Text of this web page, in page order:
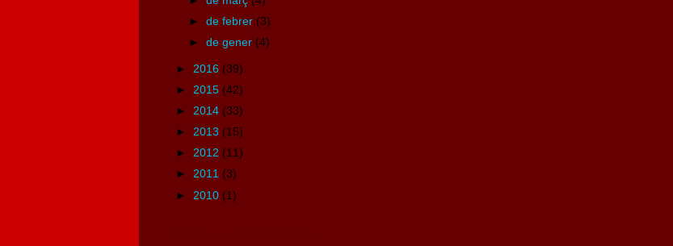
►de febrer (3)
►de gener (4)
► 2016 (39)
► 2015 (42)
► 2014 (33)
► 2013 (15)
► 2012 (11)
► 2011 (3)
► 2010 (1)